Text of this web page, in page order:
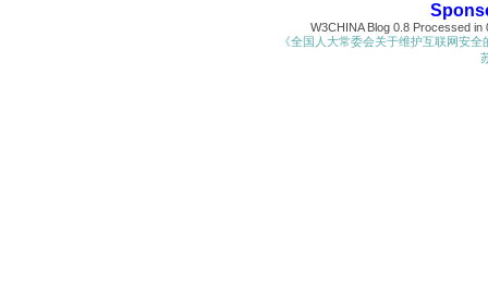
W3CHINA Blog 0.8 Processed
《全国人大常委会关于维护互联网安全